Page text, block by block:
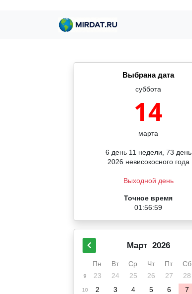
Выбрана дата
суббота
14
марта
6 день 11 недели, 73 день
2026 невисокосного года
Выходной день
Точное время
01:56:59
Март 2026
Пн Вт Ср Чт Пт Сб
9 23 24 25 26 27 28
10 2 3 4 5 6 7